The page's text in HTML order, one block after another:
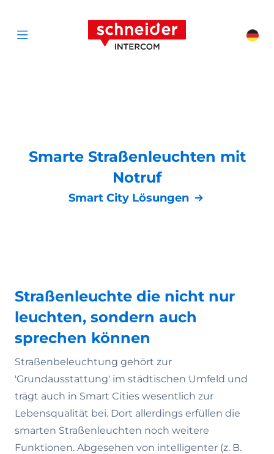
Open menu
Schneider
Smarte Straßenleuchten mit
Notruf
Smart City Lösungen
Straßenleuchte die nicht nur
leuchten, sondern auch
sprechen können
Straßenbeleuchtung gehört zur
'Grundausstattung' im städtischen Umfeld und
trägt auch in Smart Cities wesentlich zur
Lebensqualität bei. Dort allerdings erfüllen die
smarten Straßenleuchten noch weitere
Funktionen. Abgesehen von intelligenter (z. B.